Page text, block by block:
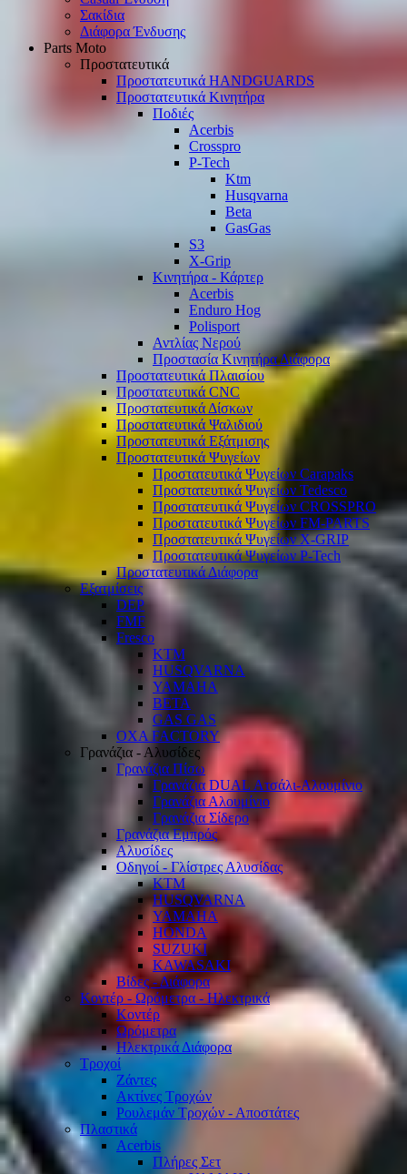
Σακίδια
Διάφορα Ένδυσης
Parts Moto
Προστατευτικά
Προστατευτικά HANDGUARDS
Προστατευτικά Κινητήρα
Ποδιές
Acerbis
Crosspro
P-Tech
Ktm
Husqvarna
Beta
GasGas
S3
X-Grip
Κινητήρα - Κάρτερ
Acerbis
Enduro Hog
Polisport
Αντλίας Νερού
Προστασία Κινητήρα Διάφορα
Προστατευτικά Πλαισίου
Προστατευτικά CNC
Προστατευτικά Δίσκων
Προστατευτικά Ψαλιδιού
Προστατευτικά Εξάτμισης
Προστατευτικά Ψυγείων
Προστατευτικά Ψυγείων Carapaks
Προστατευτικά Ψυγείων Tedesco
Προστατευτικά Ψυγείων CROSSPRO
Προστατευτικά Ψυγείων FM-PARTS
Προστατευτικά Ψυγείων X-GRIP
Προστατευτικά Ψυγείων P-Tech
Προστατευτικά Διάφορα
Εξατμίσεις
DEP
FMF
Fresco
KTM
HUSQVARNA
YAMAHA
BETA
GAS GAS
OXA FACTORY
Γρανάζια - Αλυσίδες
Γρανάζια Πίσω
Γρανάζια DUAL Ατσάλι-Αλουμίνιο
Γρανάζια Αλουμίνιο
Γρανάζια Σίδερο
Γρανάζια Εμπρός
Αλυσίδες
Οδηγοί - Γλίστρες Αλυσίδας
KTM
HUSQVARNA
YAMAHA
HONDA
SUZUKI
KAWASAKI
Βίδες - Διάφορα
Κοντέρ - Ωρόμετρα - Ηλεκτρικά
Κοντέρ
Ωρόμετρα
Ηλεκτρικά Διάφορα
Τροχοί
Ζάντες
Ακτίνες Τροχών
Ρουλεμάν Τροχών - Αποστάτες
Πλαστικά
Acerbis
Πλήρες Σετ